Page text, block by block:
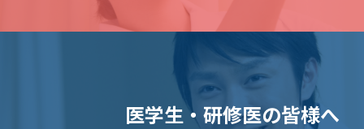
医学生・研修医の皆様へ